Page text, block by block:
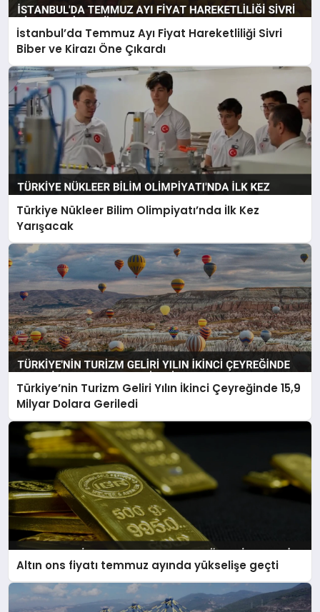
İstanbul’da Temmuz Ayı Fiyat Hareketliliği Sivri
Biber ve Kirazı Öne Çıkardı
Türkiye Nükleer Bilim Olimpiyatı’nda İlk Kez
Yarışacak
Türkiye’nin Turizm Geliri Yılın İkinci Çeyreğinde 15,9
Milyar Dolara Geriledi
Altın ons fiyatı temmuz ayında yükselişe geçti